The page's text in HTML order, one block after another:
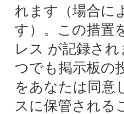
れます（場合に
す）。この措置
レス が記録さ
つでも掲示板の
をあなたは同意
スに保管される